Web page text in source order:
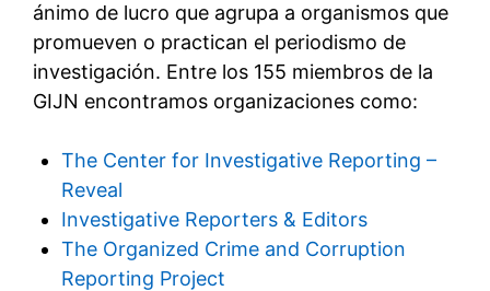
ánimo de lucro que agrupa a organismos que
promueven o practican el periodismo de
investigación. Entre los 155 miembros de la
GIJN encontramos organizaciones como:
The Center for Investigative Reporting –
Reveal
Investigative Reporters & Editors
The Organized Crime and Corruption
Reporting Project